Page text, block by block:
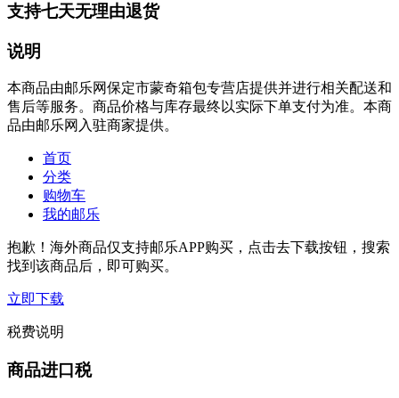
支持七天无理由退货
说明
本商品由邮乐网保定市蒙奇箱包专营店提供并进行相关配送和
售后等服务。商品价格与库存最终以实际下单支付为准。本商
品由邮乐网入驻商家提供。
首页
分类
购物车
我的邮乐
抱歉！海外商品仅支持邮乐APP购买，点击去下载按钮，搜索
找到该商品后，即可购买。
立即下载
税费说明
商品进口税